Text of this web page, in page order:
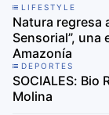
LIFESTYLE
Natura regresa
Sensorial”,
Amazonía
DEPORTES
SOCIALES: Bio
Molina